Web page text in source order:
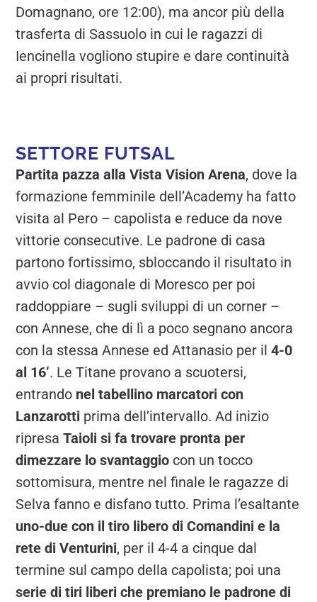
Domagnano, ore 12:00), ma ancor più della
trasferta di Sassuolo in cui le ragazzi di
Iencinella vogliono stupire e dare continuità
ai propri risultati.
SETTORE FUTSAL
Partita pazza alla Vista Vision Arena, dove la
formazione femminile dell’Academy ha fatto
visita al Pero – capolista e reduce da nove
vittorie consecutive. Le padrone di casa
partono fortissimo, sbloccando il risultato in
avvio col diagonale di Moresco per poi
raddoppiare – sugli sviluppi di un corner –
con Annese, che di lì a poco segnano ancora
con la stessa Annese ed Attanasio per il4-0
al 16’. Le Titane provano a scuotersi,
entrando nel tabellino marcatori con
Lanzarotti prima dell’intervallo. Ad inizio
ripresaTaioli si fa trovare pronta per
dimezzare lo svantaggio con un tocco
sottomisura, mentre nel finale le ragazze di
Selva fanno e disfano tutto. Prima l’esaltante
uno-due con il tiro libero di Comandini e la
rete di Venturini, per il 4-4 a cinque dal
termine sul campo della capolista; poi una
serie di tiri liberi che premiano le padrone di